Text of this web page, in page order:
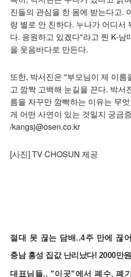
진들의 관심을 한 몸에 받는다고.
랑 별로 안 친하다. 누나가 어디서
다. 응원하고 있겠다"라고 찐 K-남
을 웃음바다로 만든다.
또한, 박서진은 "부모님이 제 이
고 깜짝 고백해 눈길을 끈다. 박서
름을 자꾸만 깜빡하는 이유는 무
게 어떤 사연이 있는 것일지 궁금
/kangsj@osen.co.kr
[사진] TV CHOSUN 제공